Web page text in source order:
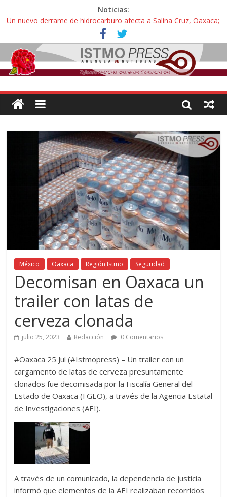
Noticias:
Un nuevo derrame de hidrocarburo afecta a Salina Cruz, Oaxaca;
ahora pescadores de Salinas del Marqués denuncian daños de
Pemex
Ángel, el joven autista expulsado por la Universidad Bienestar de
Ixtepec, Oaxaca vuelve a las aulas tras amparo
Familiares de periodista Alejandro Leyva se reúnen con titular de
intelectuales de su asesinato
Alertan pescadores de Juchitán, Oaxaca de nuevo despojo de su
Pescadores y comuneros ikoots detienen la extracción ilegal de
material pétreo de gravera Oyamel
México Oaxaca Región Istmo Seguridad
Decomisan en Oaxaca un
trailer con latas de
cerveza clonada
julio 25, 2023 Redacción 0 Comentarios
#Oaxaca 25 Jul (#Istmopress) – Un trailer con un
cargamento de latas de cerveza presuntamente
clonados fue decomisada por la Fiscalía General del
Estado de Oaxaca (FGEO), a través de la Agencia Estatal
de Investigaciones (AEI).
A través de un comunicado, la dependencia de justicia
informó que elementos de la AEI realizaban recorridos